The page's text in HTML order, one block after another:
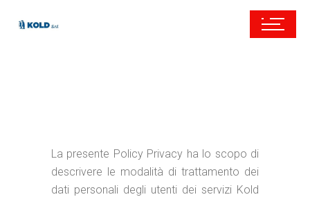
La presente Policy Privacy ha lo scopo di
descrivere le modalità di trattamento dei
dati personali degli utenti dei servizi Kold